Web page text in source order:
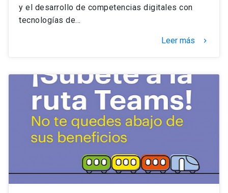
y el desarrollo de competencias digitales con
tecnologías de…
Leer más keyboard_arrow_right